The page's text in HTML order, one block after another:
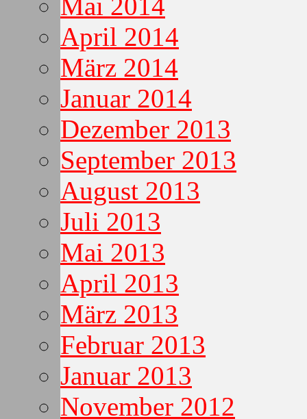
April 2014
März 2014
Januar 2014
Dezember 2013
September 2013
August 2013
Juli 2013
Mai 2013
April 2013
März 2013
Februar 2013
Januar 2013
November 2012